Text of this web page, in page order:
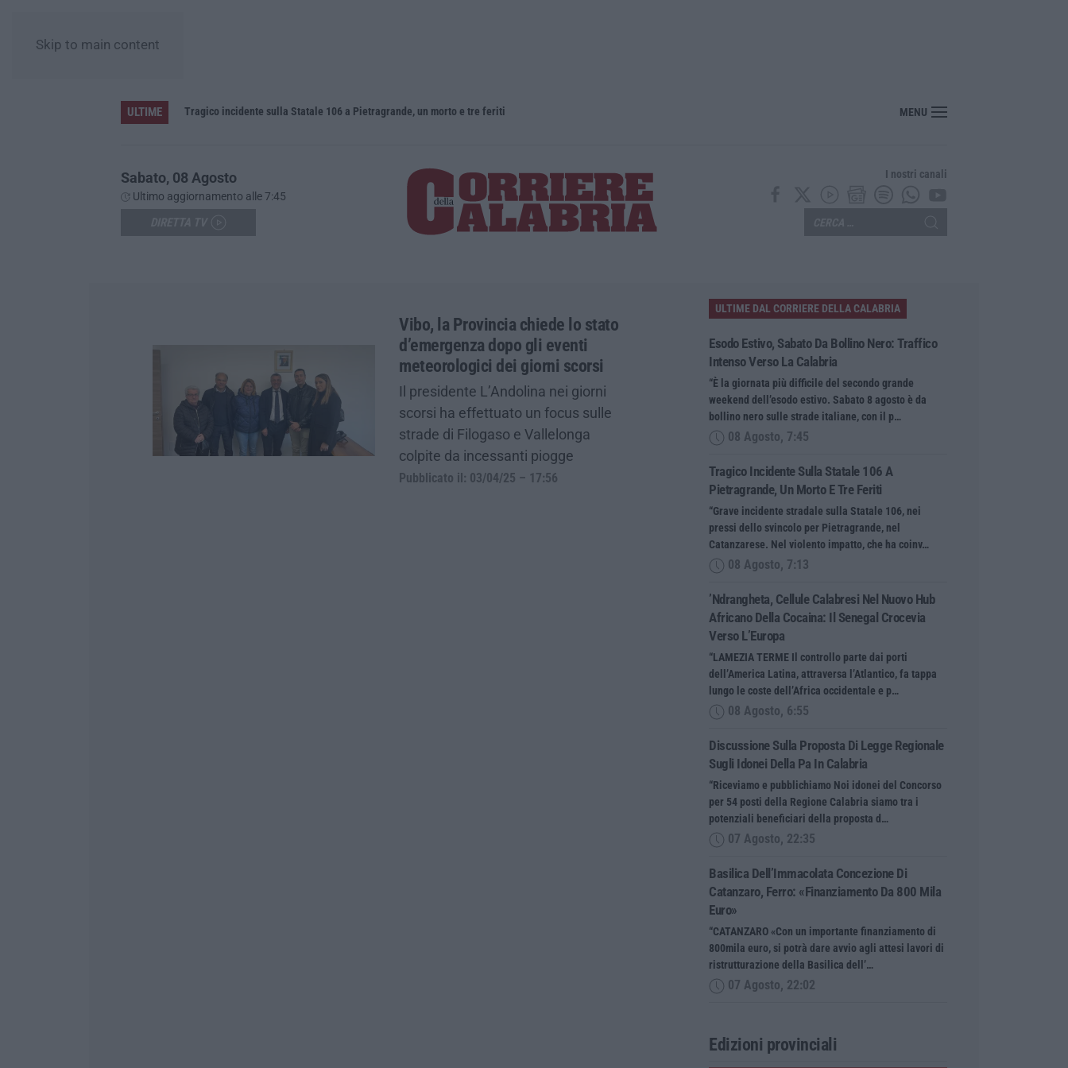
Skip to main content
ULTIME Tragico incidente sulla Statale 106 a Pietragrande, un morto e tre feriti MENU
Sabato, 08 Agosto
Ultimo aggiornamento alle 7:45
I nostri canali
Vibo, la Provincia chiede lo stato
d’emergenza dopo gli eventi
meteorologici dei giorni scorsi
Il presidente L’Andolina nei giorni
scorsi ha effettuato un focus sulle
strade di Filogaso e Vallelonga
colpite da incessanti piogge
Pubblicato il: 03/04/25 – 17:56
ULTIME DAL CORRIERE DELLA CALABRIA
Esodo Estivo, Sabato Da Bollino Nero: Traffico
Intenso Verso La Calabria
“È la giornata più difficile del secondo grande
weekend dell’esodo estivo. Sabato 8 agosto è da
bollino nero sulle strade italiane, con il p…
08 Agosto, 7:45
Tragico Incidente Sulla Statale 106 A
Pietragrande, Un Morto E Tre Feriti
“Grave incidente stradale sulla Statale 106, nei
pressi dello svincolo per Pietragrande, nel
Catanzarese. Nel violento impatto, che ha coinv…
08 Agosto, 7:13
’Ndrangheta, Cellule Calabresi Nel Nuovo Hub
Africano Della Cocaina: Il Senegal Crocevia
Verso L’Europa
“LAMEZIA TERME Il controllo parte dai porti
dell’America Latina, attraversa l’Atlantico, fa tappa
lungo le coste dell’Africa occidentale e p…
08 Agosto, 6:55
Discussione Sulla Proposta Di Legge Regionale
Sugli Idonei Della Pa In Calabria
“Riceviamo e pubblichiamo Noi idonei del Concorso
per 54 posti della Regione Calabria siamo tra i
potenziali beneficiari della proposta d…
07 Agosto, 22:35
Basilica Dell’Immacolata Concezione Di
Catanzaro, Ferro: «finanziamento Da 800 Mila
Euro»
“CATANZARO «Con un importante finanziamento di
800mila euro, si potrà dare avvio agli attesi lavori di
ristrutturazione della Basilica dell’…
07 Agosto, 22:02
Edizioni provinciali